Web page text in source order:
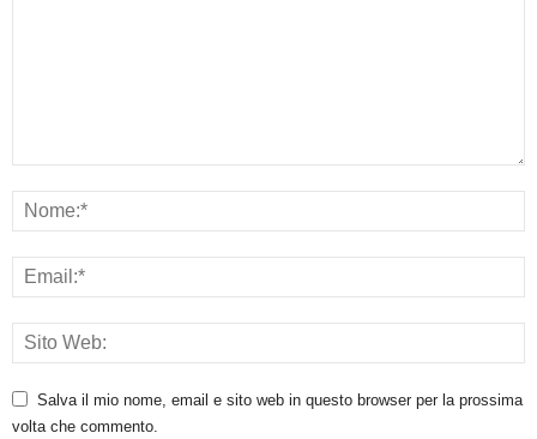
Salva il mio nome, email e sito web in questo browser per la prossima
volta che commento.